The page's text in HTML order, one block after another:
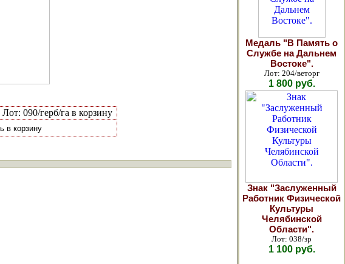
Лот: 090/герб/га в корзину
Медаль "В Память о
Службе на Дальнем
Востоке".
Лот: 204/веторг
1 800 руб.
Знак "Заслуженный
Работник Физической
Культуры
Челябинской
Области".
Лот: 038/зр
1 100 руб.